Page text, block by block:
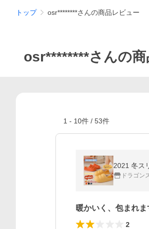
トップ osr********さんの商品レビュー
osr********さんの
1 - 10件 / 53件
2021 冬ス
ドラゴン
暖かいく、包まれま
2